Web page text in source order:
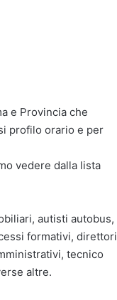
e Provincia che
profilo orario e per
vedere dalla lista
autisti autobus,
formativi, direttori
tecnico
altre.